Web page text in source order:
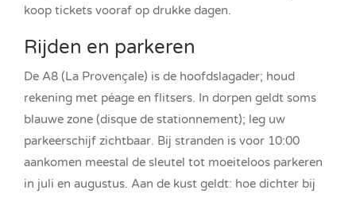
koop tickets vooraf op drukke dagen.
Rijden en parkeren
De A8 (La Provençale) is de hoofdslagader; houd
rekening met péage en flitsers. In dorpen geldt soms
blauwe zone (disque de stationnement); leg uw
parkeerschijf zichtbaar. Bij stranden is voor 10:00
aankomen meestal de sleutel tot moeiteloos parkeren
in juli en augustus. Aan de kust geldt: hoe dichter bij